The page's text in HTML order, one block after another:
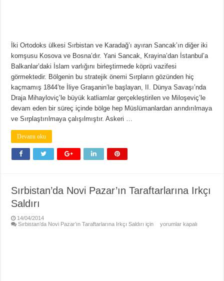
İki Ortodoks ülkesi Sırbistan ve Karadağ’ı ayıran Sancak’ın diğer iki
komşusu Kosova ve Bosna’dır. Yani Sancak, Krayina’dan İstanbul’a
Balkanlar’daki İslam varlığını birleştirmede köprü vazifesi
görmektedir. Bölgenin bu stratejik önemi Sırpların gözünden hiç
kaçmamış 1844’te İliye Graşanin’le başlayan, II. Dünya Savaşı’nda
Draja Mihayloviç’le büyük katliamlar gerçekleştirilen ve Miloşeviç’le
devam eden bir süreç içinde bölge hep Müslümanlardan arındırılmaya
ve Sırplaştırılmaya çalışılmıştır. Askeri …
Devamı oku
Sırbistan’da Novi Pazar’ın Taraftarlarına Irkçı
Saldırı
14/04/2014
Sırbistan’da Novi Pazar’ın Taraftarlarına Irkçı Saldırı için
yorumlar kapalı